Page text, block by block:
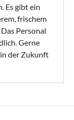
Es gibt ein
frischem
Personal
Gerne
der Zukunft